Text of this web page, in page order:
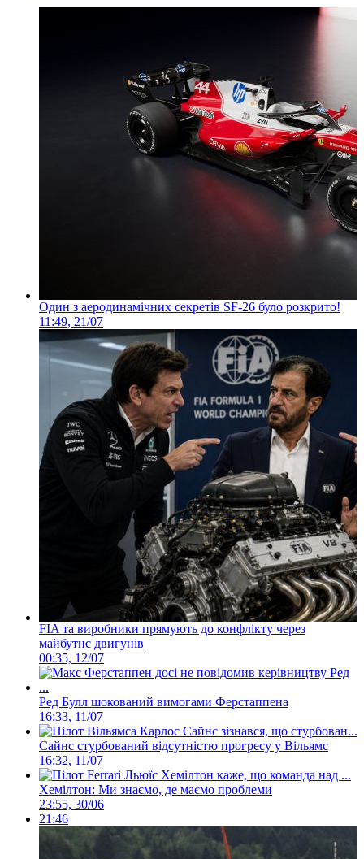
Один з аеродинамічних секретів SF-26 було розкрито!
11:49, 21/07
FIA та виробники прямують до конфлікту через
майбутнє двигунів
00:35, 12/07
Ред Булл шокований вимогами Ферстаппена
16:33, 11/07
Сайнс стурбований відсутністю прогресу у Вільямс
16:32, 11/07
Хемілтон: Ми знаємо, де маємо проблеми
23:55, 30/06
21:46